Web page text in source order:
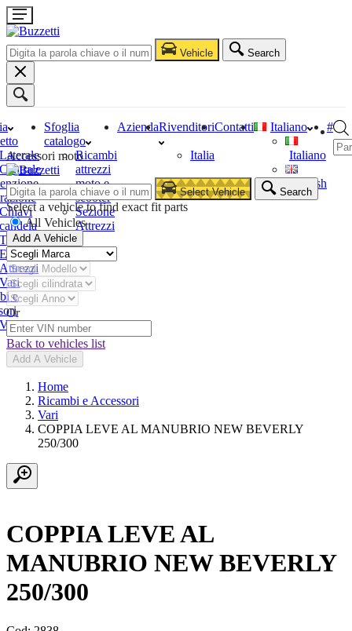
Vehicle Search
Laterale
Centrale
Chiavi
candela
Tester
Estrattori
Attrezzi
Vari
e
Vari
Sfoglia
catalogo
Ricambi
attrezzi
moto e
scooter
Sezione
Attrezzi
AziendaRivenditori
Italia
Contatti Italiano
Italiano
English
#
Accessori moto
Select Vehicle Search
Select a vehicle to find exact fit parts
All Vehicles
Add A Vehicle
Or
Back to vehicles list
Add A Vehicle
Home
Ricambi e Accessori
Vari
COPPIA LEVE AL MANUBRIO NEW BEVERLY
250/300
COPPIA LEVE AL
MANUBRIO NEW BEVERLY
250/300